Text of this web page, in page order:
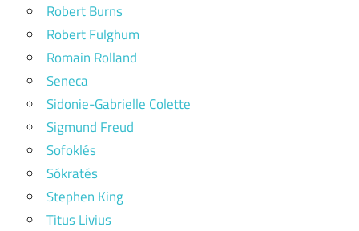
Robert Burns
Robert Fulghum
Romain Rolland
Seneca
Sidonie-Gabrielle Colette
Sigmund Freud
Sofoklés
Sókratés
Stephen King
Titus Livius